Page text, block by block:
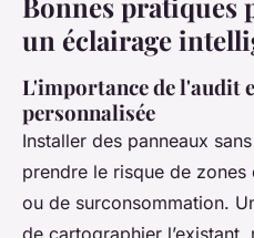
Bonnes pratiques
un éclairage
L'importance de l'audit
personnalisée
Installer des panneaux
prendre le risque de zones
ou de surconsommation.